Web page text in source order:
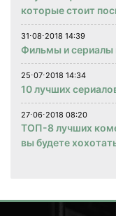
которые стоит
31⋅08⋅2018 14:39
Фильмы и сериалы
25⋅07⋅2018 14:34
10 лучших
27⋅06⋅2018 08:20
ТОП-8 лучших
вы будете